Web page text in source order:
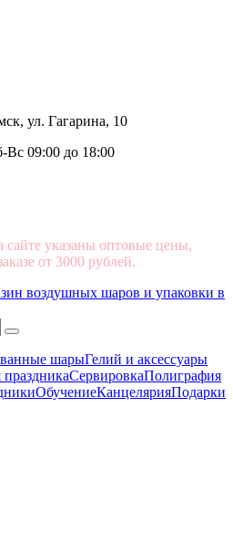
ул. Гагарина, 10
Вс 09:00 до 18:00
указаны оптовые цены,
от 3000 рублей.
шарыГелий и аксессуары
СервировкаПолиграфия
ОбучениеКанцелярияПодарки